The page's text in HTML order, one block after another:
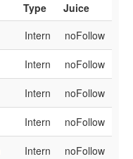
Type
Juice
Intern noFollow
Intern noFollow
Intern noFollow
Intern noFollow
Intern noFollow